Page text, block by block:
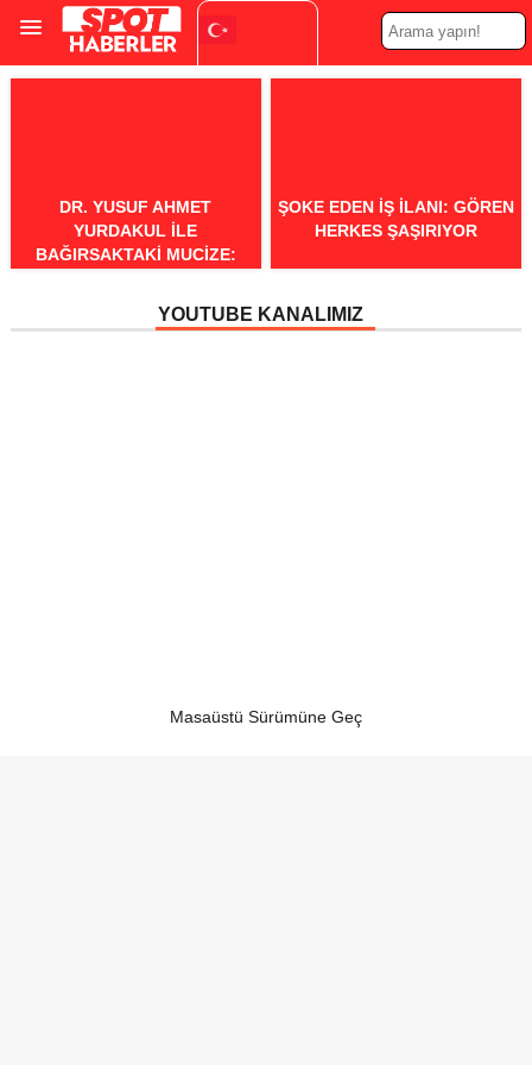
Turkish
DR. YUSUF AHMET
YURDAKUL ILE
BAĞIRSAKTAKI MUCIZE:
ŞOKE EDEN IŞ ILANI: GÖREN
HERKES ŞAŞIRIYOR
YOUTUBE KANALIMIZ
Masaüstü Sürümüne Geç